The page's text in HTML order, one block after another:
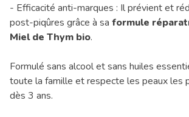
- Efficacité anti-marques : Il prévient et
post-piqûres grâce à sa formule
Miel de Thym bio.
Formulé sans alcool et sans huiles
toute la famille et respecte les peaux les
dès 3 ans.